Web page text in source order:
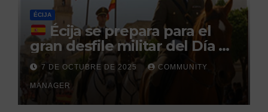
ÉCIJA
Écija se prepara para el
gran desfile militar del Día de
la Hispanidad organizado por
el Centro Militar de Cría
Caballar
7 DE OCTUBRE DE 2025 COMMUNITY
MANAGER